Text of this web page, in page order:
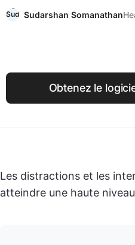
Sudarshan Somanathan
Obtenez le
Les distractions et les
atteindre une haute